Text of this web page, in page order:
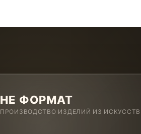
НЕ ФОРМАТ
ПРОИЗВОДСТВО ИЗДЕЛИЙ ИЗ